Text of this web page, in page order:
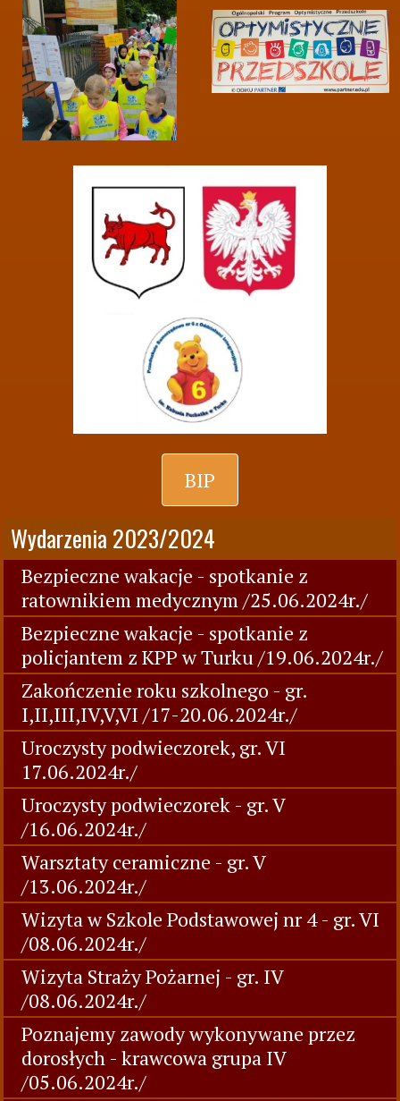
BIP
Wydarzenia 2023/2024
Bezpieczne wakacje - spotkanie z
ratownikiem medycznym /25.06.2024r./
Bezpieczne wakacje - spotkanie z
policjantem z KPP w Turku /19.06.2024r./
Zakończenie roku szkolnego - gr.
I,II,III,IV,V,VI /17-20.06.2024r./
Uroczysty podwieczorek, gr. VI
17.06.2024r./
Uroczysty podwieczorek - gr. V
/16.06.2024r./
Warsztaty ceramiczne - gr. V
/13.06.2024r./
Wizyta w Szkole Podstawowej nr 4 - gr. VI
/08.06.2024r./
Wizyta Straży Pożarnej - gr. IV
/08.06.2024r./
Poznajemy zawody wykonywane przez
dorosłych - krawcowa grupa IV
/05.06.2024r./